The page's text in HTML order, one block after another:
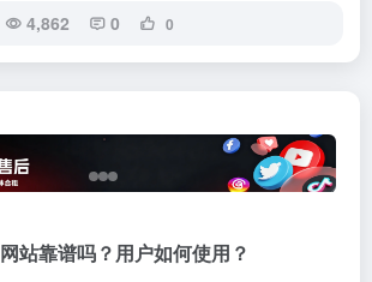
4,862 0 0
网站靠谱吗？用户如何使用？